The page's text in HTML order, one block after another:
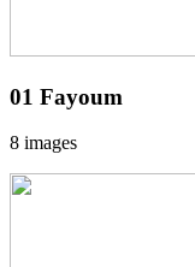
01 Fayoum
8 images